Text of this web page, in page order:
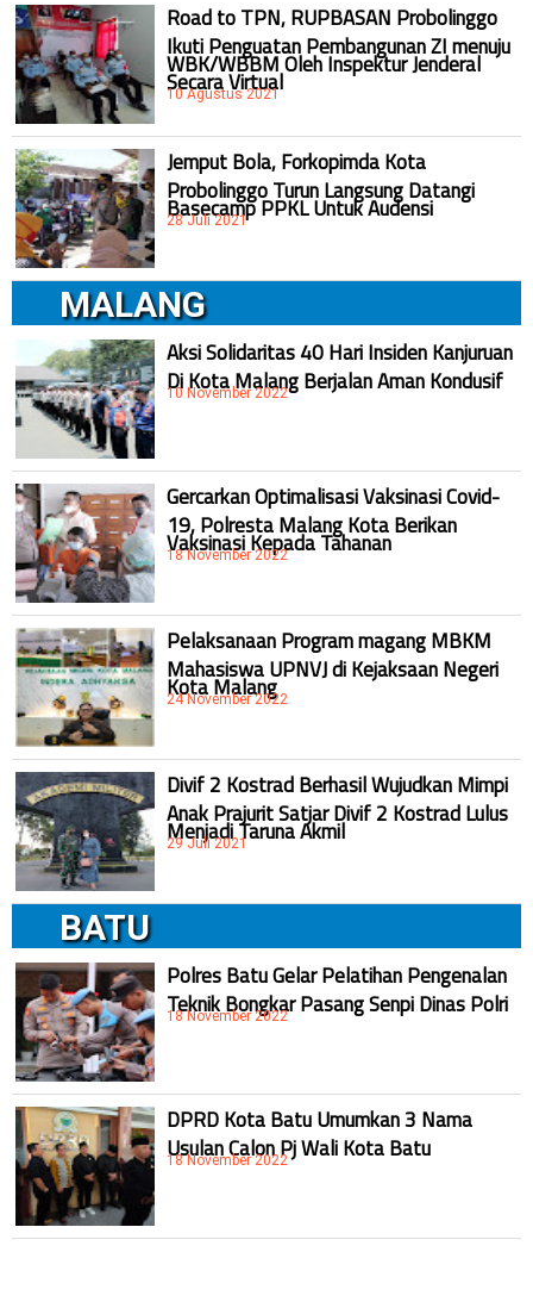
Road to TPN, RUPBASAN Probolinggo
Ikuti Penguatan Pembangunan ZI menuju
WBK/WBBM Oleh Inspektur Jenderal
Secara Virtual
10 Agustus 2021
Jemput Bola, Forkopimda Kota
Probolinggo Turun Langsung Datangi
Basecamp PPKL Untuk Audensi
28 Juli 2021
MALANG
Aksi Solidaritas 40 Hari Insiden Kanjuruan
Di Kota Malang Berjalan Aman Kondusif
10 November 2022
Gercarkan Optimalisasi Vaksinasi Covid-
19, Polresta Malang Kota Berikan
Vaksinasi Kepada Tahanan
18 November 2022
Pelaksanaan Program magang MBKM
Mahasiswa UPNVJ di Kejaksaan Negeri
Kota Malang
24 November 2022
Divif 2 Kostrad Berhasil Wujudkan Mimpi
Anak Prajurit Satjar Divif 2 Kostrad Lulus
Menjadi Taruna Akmil
29 Juli 2021
BATU
Polres Batu Gelar Pelatihan Pengenalan
Teknik Bongkar Pasang Senpi Dinas Polri
18 November 2022
DPRD Kota Batu Umumkan 3 Nama
Usulan Calon Pj Wali Kota Batu
18 November 2022